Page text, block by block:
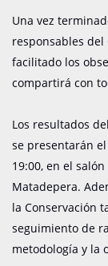
Una vez
responsables
facilitado los
compartirá con
Los resultados
se presentarán
19:00, en el
Matadepera.
la Conservación
seguimiento de
metodología y la